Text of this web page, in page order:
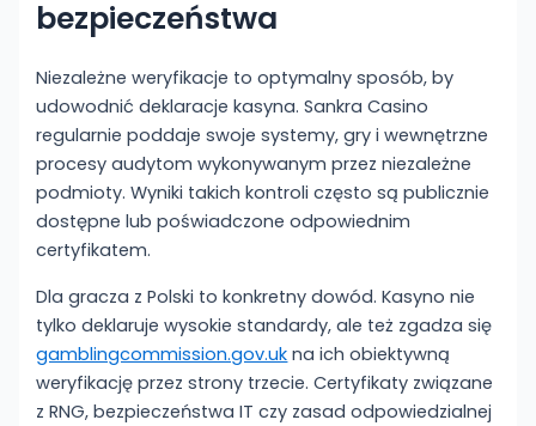
bezpieczeństwa
Niezależne weryfikacje to optymalny sposób, by
udowodnić deklaracje kasyna. Sankra Casino
regularnie poddaje swoje systemy, gry i wewnętrzne
procesy audytom wykonywanym przez niezależne
podmioty. Wyniki takich kontroli często są publicznie
dostępne lub poświadczone odpowiednim
certyfikatem.
Dla gracza z Polski to konkretny dowód. Kasyno nie
tylko deklaruje wysokie standardy, ale też zgadza się
gamblingcommission.gov.uk na ich obiektywną
weryfikację przez strony trzecie. Certyfikaty związane
z RNG, bezpieczeństwa IT czy zasad odpowiedzialnej